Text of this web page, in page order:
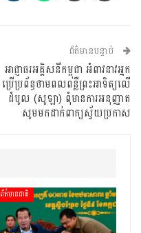
ព័ត៌មានបន្ទាប់
អាជ្ញាធរអគ្គិសនីកម្ពុជា អំពាវនាវអ្នក
ប្រើប្រព័ន្ធថាមពលពន្លឺព្រះអាទិត្យលើ
ដំបូល (សូឡា) ពុំមានការអនុញ្ញាត
សូមមកដាក់ពាក្យស្វ័យប្រកាស
ព័ត៌មានជាតិ